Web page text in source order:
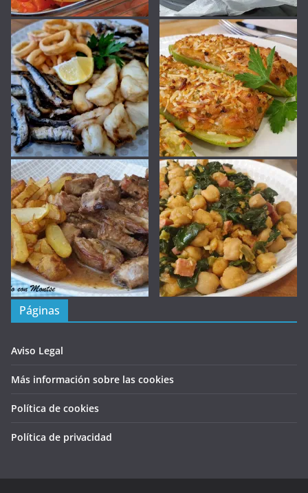
Páginas
Aviso Legal
Más información sobre las cookies
Política de cookies
Política de privacidad